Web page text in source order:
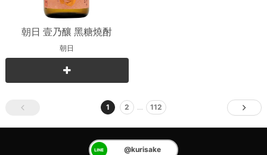
朝日 壹乃釀 黑糖燒酎
朝日
1 2 … 112
@kurisake